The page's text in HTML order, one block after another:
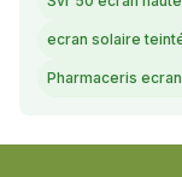
ecran solaire
Pharmaceris